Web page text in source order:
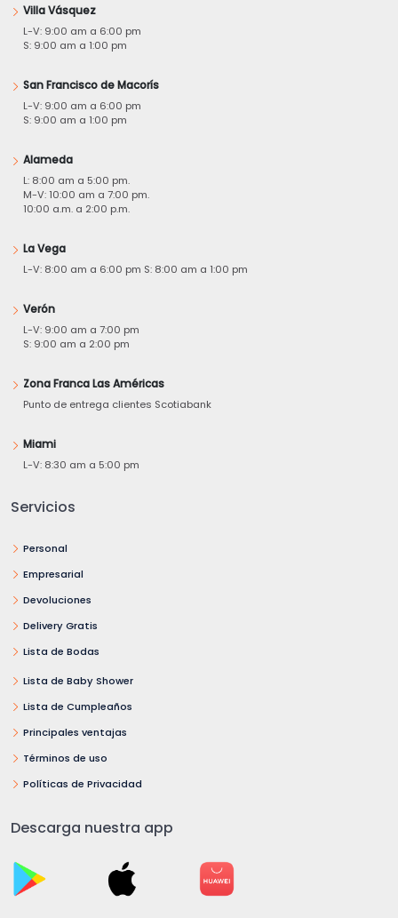
Villa Vásquez
L-V: 9:00 am a 6:00 pm
S: 9:00 am a 1:00 pm
San Francisco de Macorís
L-V: 9:00 am a 6:00 pm
S: 9:00 am a 1:00 pm
Alameda
L: 8:00 am a 5:00 pm.
M-V: 10:00 am a 7:00 pm.
10:00 a.m. a 2:00 p.m.
La Vega
L-V: 8:00 am a 6:00 pm S: 8:00 am a 1:00 pm
Verón
L-V: 9:00 am a 7:00 pm
S: 9:00 am a 2:00 pm
Zona Franca Las Américas
Punto de entrega clientes Scotiabank
Miami
L-V: 8:30 am a 5:00 pm
Servicios
Personal
Empresarial
Devoluciones
Delivery Gratis
Lista de Bodas
Lista de Baby Shower
Lista de Cumpleaños
Principales ventajas
Términos de uso
Políticas de Privacidad
Descarga nuestra app